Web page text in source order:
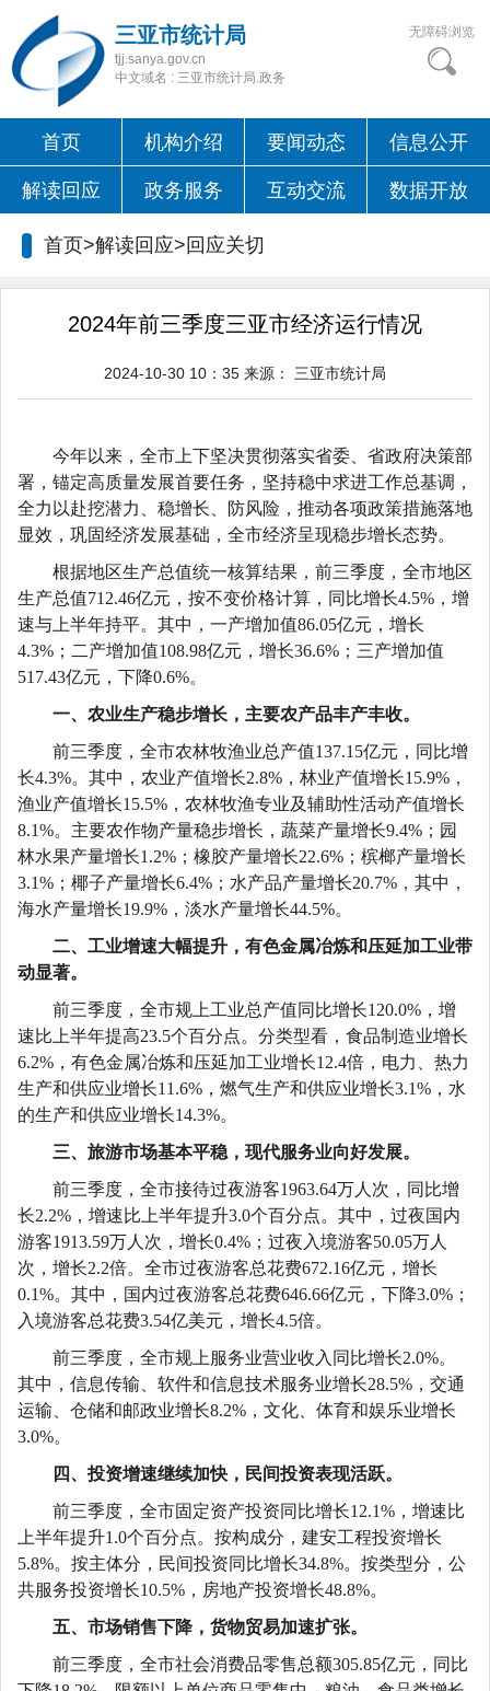
三亚市统计局
tjj.sanya.gov.cn
中文域名 : 三亚市统计局.政务
无障碍浏览
首页 机构介绍 要闻动态 信息公开
解读回应 政务服务 互动交流 数据开放
首页>解读回应> 回应关切
2024年前三季度三亚市经济运行情况
2024-10-30 10：35 来源： 三亚市统计局
今年以来，全市上下坚决贯彻落实省委、省政府决策部
署，锚定高质量发展首要任务，坚持稳中求进工作总基调，
全力以赴挖潜力、稳增长、防风险，推动各项政策措施落地
显效，巩固经济发展基础， 全市经济呈现稳步增长态势。
根据地区生产总值统一核算结果， 前三季度 ，全市地区
生产总值712.46亿元，按不变价格计算，同比增长4.5%，增
速与上半年持平。其中，一产增加值86.05亿元，增长
4.3%；二产增加值108.98亿元，增长36.6%；三产增加值
517.43亿元，下降0.6%。
一、农业生产稳步增长，主要农产品丰产丰收。
前三季度，全市农林牧渔业总产值137.15亿元，同比增
长4.3%。其中，农业产值增长2.8%，林业产值增长15.9%，
渔业产值增长15.5%，农林牧渔专业及辅助性活动产值增长
8.1%。主要农作物产量稳步增长， 蔬菜产量增长9.4% ；园
林水果产量增长1.2%；橡胶产量增长22.6%；槟榔产量增长
3.1%；椰子产量增长6.4%；水产品产量增长20.7%，其中，
海水产量增长19.9%，淡水产量增长44.5%。
二、 工业增速大幅提升 ，有色金属冶炼和压延加工业带
动显著。
前三季度 ，全市规上工业总产值同比增长120.0% ，增
速比 上半年提高23.5个百分点。分类型看，食品制造业增长
6.2%，有色金属冶炼和压延加工业增长12.4倍 ，电力、热力
生产和供应业增长11.6%，燃气生产和供应业增长3.1%，水
的生产和供应业增长14.3%。
三、旅游市场基本平稳 ，现代服务业向好发展。
前三季度 ，全市接待过夜游客1963.64万人次，同比增
长2.2% ， 增速比上半年提升3.0个百分点。 其中，过夜国内
游客1913.59万人次， 增长0.4% ； 过夜入境游客50.05万人
次，增长2.2倍。 全市过夜游客总花费672.16亿元，增长
0.1%。 其中，国内过夜游客总花费646.66亿元，下降3.0%；
入境游客总花费3.54亿美元，增长4.5倍。
前三季度 ，全市规上服务业营业收入同比增长2.0%。
其中，信息传输、软件和信息技术服务业增长28.5%，交通
运输、仓储和邮政业增长8.2% ，文化、体育和娱乐业增长
3.0%。
四、 投资增速继续加快 ， 民间投资表现活跃。
前三季度 ，全市固定资产投资同比增长1 2.1%，增速比
上半年提升1.0个百分点。按构成分，建安工程投资增长
5.8%。按主体分，民间投资同比增长34.8%。按类型分，公
共服务投资增长10.5%， 房地产投资增长48.8%。
五、市场销售下降，货物贸易加速扩张。
前三季度 ，全市社会消费品零售总额305.85亿元，同比